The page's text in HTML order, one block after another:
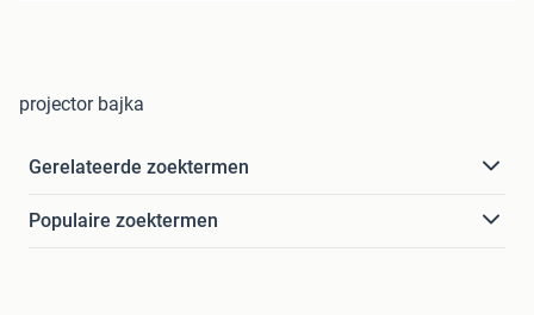
projector bajka
Gerelateerde zoektermen
Populaire zoektermen